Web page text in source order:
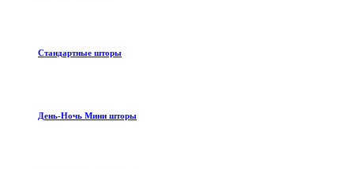
Стандартные шторы
День-Ночь Мини шторы